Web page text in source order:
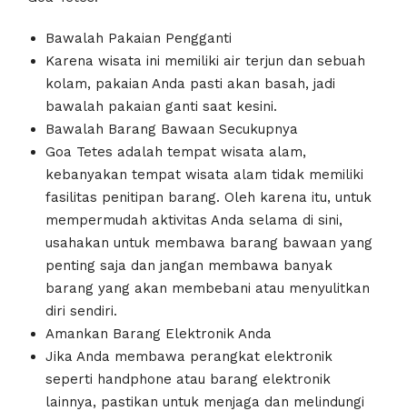
Bawalah Pakaian Pengganti
Karena wisata ini memiliki air terjun dan sebuah
kolam, pakaian Anda pasti akan basah, jadi
bawalah pakaian ganti saat kesini.
Bawalah Barang Bawaan Secukupnya
Goa Tetes adalah tempat wisata alam,
kebanyakan tempat wisata alam tidak memiliki
fasilitas penitipan barang. Oleh karena itu, untuk
mempermudah aktivitas Anda selama di sini,
usahakan untuk membawa barang bawaan yang
penting saja dan jangan membawa banyak
barang yang akan membebani atau menyulitkan
diri sendiri.
Amankan Barang Elektronik Anda
Jika Anda membawa perangkat elektronik
seperti handphone atau barang elektronik
lainnya, pastikan untuk menjaga dan melindungi